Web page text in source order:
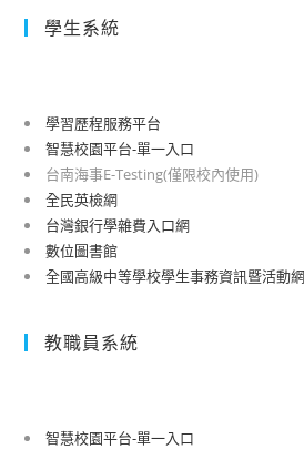
學生系統
學習歷程服務平台
智慧校園平台-單一入口
台南海事E-Testing(僅限校內使用)
全民英檢網
台灣銀行學雜費入口網
數位圖書館
全國高級中等學校學生事務資訊暨活動
教職員系統
智慧校園平台-單一入口